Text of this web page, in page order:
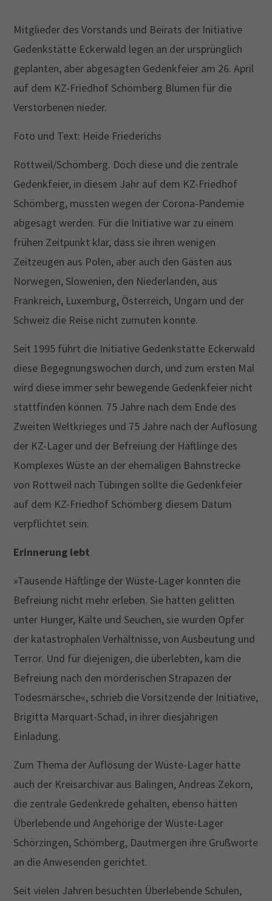
Drop us a line
info@yourdomain.com
About us
Lorem ipsum dolor sit amet, consectetuer
Cum sociis natoque penatibus et magnis dis
parturient montes, nascetur ridiculus mus. Donec
quam felis, ultricies nec.
Mitglieder des Vorstands und Beirats der Initiative
Gedenkstätte Eckerwald legen an der ursprünglich
geplanten, aber abgesagten Gedenkfeier am 26. April
auf dem KZ-Friedhof Schömberg Blumen für die
Verstorbenen nieder.
Foto und Text: Heide Friederichs
Rottweil/Schömberg. Doch diese und die zentrale
Gedenkfeier, in diesem Jahr auf dem KZ-Friedhof
Schömberg, mussten wegen der Corona-Pandemie
abgesagt werden. Für die Initiative war zu einem
frühen Zeitpunkt klar, dass sie ihren wenigen
Zeitzeugen aus Polen, aber auch den Gästen aus
Norwegen, Slowenien, den Niederlanden, aus
Frankreich, Luxemburg, Österreich, Ungarn und der
Schweiz die Reise nicht zumuten konnte.
Seit 1995 führt die Initiative Gedenkstätte Eckerwald
diese Begegnungswochen durch, und zum ersten Mal
wird diese immer sehr bewegende Gedenkfeier nicht
stattfinden können. 75 Jahre nach dem Ende des
Zweiten Weltkrieges und 75 Jahre nach der Auflösung
der KZ-Lager und der Befreiung der Häftlinge des
Komplexes Wüste an der ehemaligen Bahnstrecke
von Rottweil nach Tübingen sollte die Gedenkfeier
auf dem KZ-Friedhof Schömberg diesem Datum
verpflichtet sein.
Erinnerung lebt
»Tausende Häftlinge der Wüste-Lager konnten die
Befreiung nicht mehr erleben. Sie hatten gelitten
unter Hunger, Kälte und Seuchen, sie wurden Opfer
der katastrophalen Verhältnisse, von Ausbeutung und
Terror. Und für diejenigen, die überlebten, kam die
Befreiung nach den mörderischen Strapazen der
Todesmärsche«, schrieb die Vorsitzende der Initiative,
Brigitta Marquart-Schad, in ihrer diesjährigen
Einladung.
Zum Thema der Auflösung der Wüste-Lager hätte
auch der Kreisarchivar aus Balingen, Andreas Zekorn,
die zentrale Gedenkrede gehalten, ebenso hätten
Überlebende und Angehörige der Wüste-Lager
Schörzingen, Schömberg, Dautmergen ihre Grußworte
an die Anwesenden gerichtet.
Seit vielen Jahren besuchten Überlebende Schulen,